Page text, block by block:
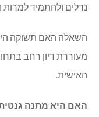
נדלים ולהתמיד
השאלה האם תשוקה
מעוררת דיון רחב
האישית.
האם היא מתנה